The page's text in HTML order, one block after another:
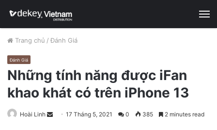
Trang chủ / Đánh Giá
Đánh Giá
Những tính năng được iFan
khao khát có trên iPhone 13
Hoài Linh 17 Tháng 5, 2021 0 385 2 minutes read